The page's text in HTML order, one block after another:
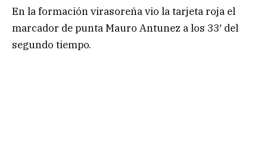
En la formación virasoreña vio la tarjeta roja el
marcador de punta Mauro Antunez a los 33′ del
segundo tiempo.